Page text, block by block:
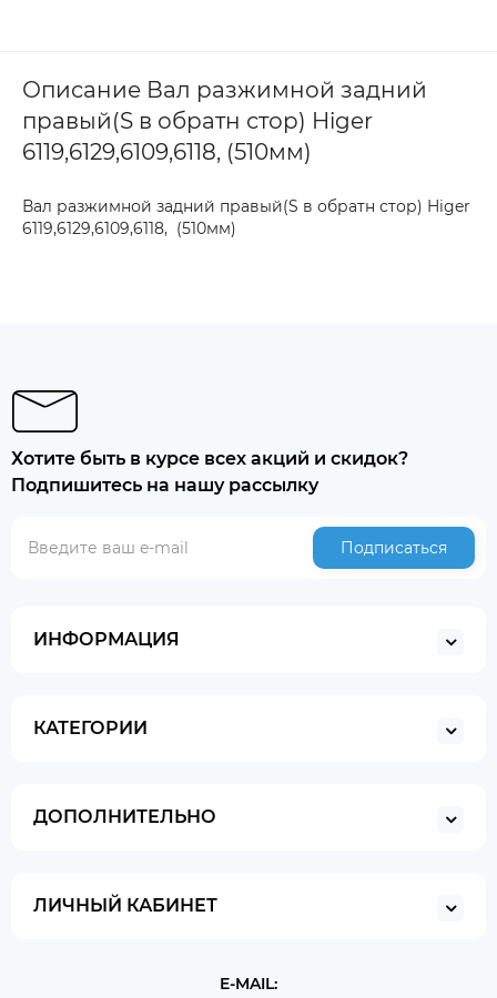
Описание Вал разжимной задний
правый(S в обратн стор) Higer
6119,6129,6109,6118, (510мм)
Вал разжимной задний правый(S в обратн стор) Higer
6119,6129,6109,6118, (510мм)
Хотите быть в курсе всех акций и скидок?
Подпишитесь на нашу рассылку
Подписаться
ИНФОРМАЦИЯ
КАТЕГОРИИ
ДОПОЛНИТЕЛЬНО
ЛИЧНЫЙ КАБИНЕТ
E-MAIL: